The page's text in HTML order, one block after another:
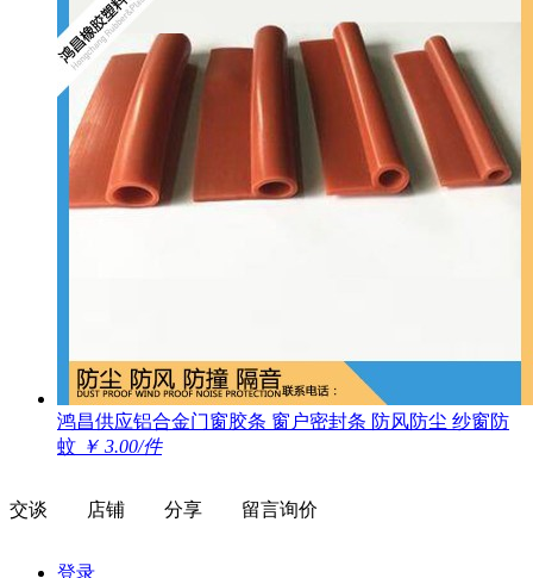
鸿昌供应铝合金门窗胶条 窗户密封条 防风防尘 纱窗防
蚊 ￥ 3.00/件
交谈 店铺 分享 留言询价
登录